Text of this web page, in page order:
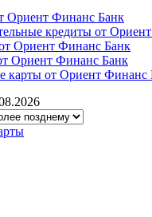
Ориент Финанс Банк
кредиты от
Ориент Финанс Банк
Ориент Финанс Банк
карты от Ориент Финанс